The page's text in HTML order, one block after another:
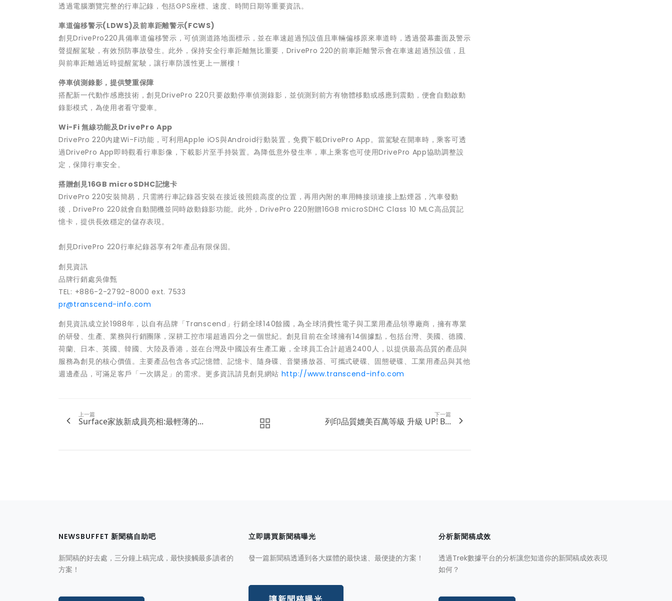
透過電腦瀏覽完整的行車記錄，包括GPS座標、速度、時間日期等重要資訊。
車道偏移警示(LDWS)及前車距離警示(FCWS)
創見DrivePro220具備車道偏移警示，可偵測道路地面標示，並在車速超過預設值且車輛偏移原來車道時，透過螢幕畫面及警示
聲提醒駕駛，有效預防事故發生。此外，保持安全行車距離無比重要，DrivePro 220的前車距離警示會在車速超過預設值，且
與前車距離過近時提醒駕駛，讓行車防護性更上一層樓！
停車偵測錄影，提供雙重保障
搭配新一代動作感應技術，創見DrivePro 220只要啟動停車偵測錄影，並偵測到前方有物體移動或感應到震動，便會自動啟動
錄影模式，為使用者看守愛車。
Wi-Fi無線功能及DrivePro App
DrivePro 220內建Wi-Fi功能，可利用Apple iOS與Android行動裝置，免費下載DrivePro App。當駕駛在開車時，乘客可透
過DrivePro App即時觀看行車影像，下載影片至手持裝置。為降低意外發生率，車上乘客也可使用DrivePro App協助調整設
定，保障行車安全。
搭贈創見16GB microSDHC記憶卡
DrivePro 220安裝簡易，只需將行車記錄器安裝在接近後照鏡高度的位置，再用內附的車用轉接頭連接上點煙器，汽車發動
後，DrivePro 220就會自動開機並同時啟動錄影功能。此外，DrivePro 220附贈16GB microSDHC Class 10 MLC高品質記
憶卡，提供長效穩定的儲存表現。
創見DrivePro 220行車紀錄器享有2年產品有限保固。
創見資訊
品牌行銷處吳偉甄
TEL: +886-2-2792-8000 ext. 7533
pr@transcend-info.com
創見資訊成立於1988年，以自有品牌「Transcend 」行銷全球140餘國，為全球消費性電子與工業用產品領導廠商，擁有專業
的研發、生產、業務與行銷團隊，深耕工控市場超過四分之一個世紀。創見目前在全球擁有14個據點，包括台灣、美國、德國、
荷蘭、日本、英國、韓國、大陸及香港，並在台灣及中國設有生產工廠，全球員工合計超過2400 人，以提供最高品質的產品與
服務為創見的核心價值。主要產品包含各式記憶體、記憶卡、隨身碟、音樂播放器、可攜式硬碟、固態硬碟、工業用產品與其他
週邊產品，可滿足客戶「一次購足」的需求。更多資訊請見創見網站 http://www.transcend-info.com
上一篇
Surface家族新成員亮相:最輕薄的...
下一篇
列印品質媲美百萬等級 升級 UP! B...
NEWSBUFFET 新聞稿自助吧
新聞稿的好去處，三分鐘上稿完成，最快接觸最多讀者的
方案！
立即購買新聞稿曝光
發一篇新聞稿透通到各大媒體的最快速、最便捷的方案！
分析新聞稿成效
透過Trek數據平台的分析讓您知道你的新聞稿成效表現
如何？